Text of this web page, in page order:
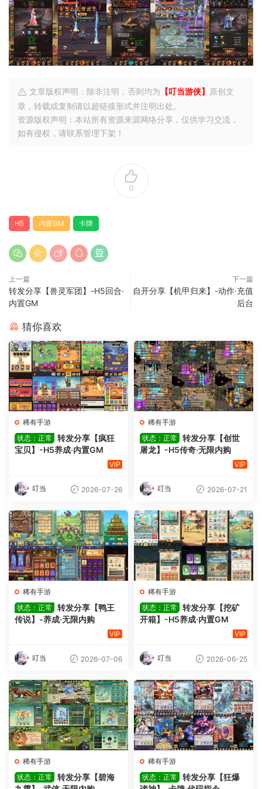
文章版权声明：除非注明，否则均为 【叮当游侠】
原创文
章，转载或复制请以超链接形式并注明出处。
资源版权声明：本站所有资源来源网络分享，仅供学习交流，
如有侵权，请联系管理下架！
0
H5 内置GM 卡牌
上一篇
转发分享【兽灵军团】-H5回合·
内置GM
下一篇
自开分享【机甲归来】-动作·充值
后台
猜你喜欢
稀有手游
状态：正常
转发分享【疯狂
宝贝】-H5养成·内置GM
VIP
叮当 2026-07-26
稀有手游
状态：正常
转发分享【创世
屠龙】-H5传奇·无限内购
VIP
叮当 2026-07-21
稀有手游
状态：正常
转发分享【鸭王
传说】-养成·无限内购
VIP
叮当 2026-07-06
稀有手游
状态：正常
转发分享【挖矿
开箱】-H5养成·内置GM
VIP
叮当 2026-06-25
稀有手游
状态：正常
转发分享【碧海
稀有手游
状态：正常
转发分享【狂爆